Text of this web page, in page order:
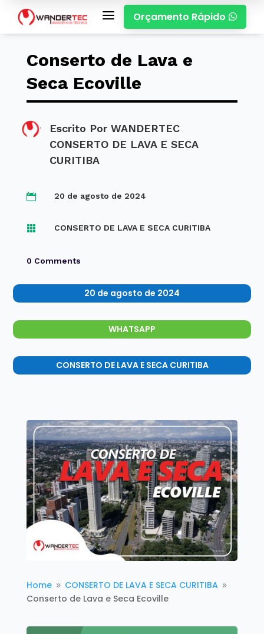
a Orçamento Rápido 
Conserto de Lava e
Seca Ecoville
Escrito Por WANDERTEC
CONSERTO DE LAVA E SECA
CURITIBA
 20 de agosto de 2024
 CONSERTO DE LAVA E SECA CURITIBA
0 Comments
20 de agosto de 2024
WHATSAPP
CONSERTO DE LAVA E SECA CURITIBA
Home 9 CONSERTO DE LAVA E SECA CURITIBA 9
Conserto de Lava e Seca Ecoville